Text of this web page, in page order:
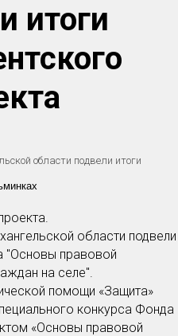
итоги
области подвели итоги
области подвели
"Основы правовой
на селе".
помощи «Защита»
конкурса Фонда
«Основы правовой